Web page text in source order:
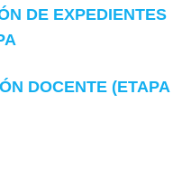
DE EXPEDIENTES
DOCENTE (ETAPA